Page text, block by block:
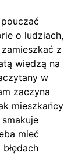
o ludziach,
z
wiedzą na
w
zaczyna
mieszkańcy
mieć